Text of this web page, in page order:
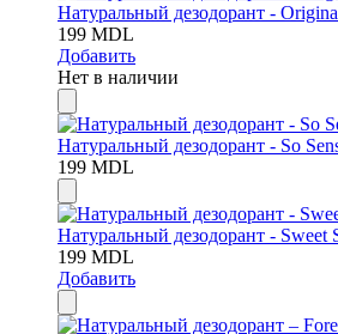
Натуральный дезодорант -
199 MDL
Добавить
Нет в наличии
Натуральный дезодорант - So
199 MDL
Натуральный дезодорант - Sweet
199 MDL
Добавить